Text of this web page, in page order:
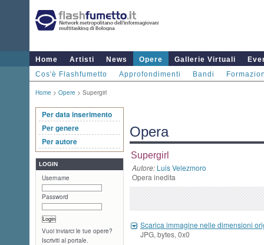
Home Artisti News Opere Gallerie Virtuali
Cos'è Flashfumetto
Approfondimenti Bandi
Home > Opere > Supergirl
Per data inserimento
Per genere
Per autore
LOGIN
Username
Password
Vuoi inviarci le tue opere?
Iscriviti al portale.
Opera
Supergirl
Autore: Luis Velezmoro
Opera inedita
Scarica immagine nelle dimensioni
JPG, bytes, 0x0